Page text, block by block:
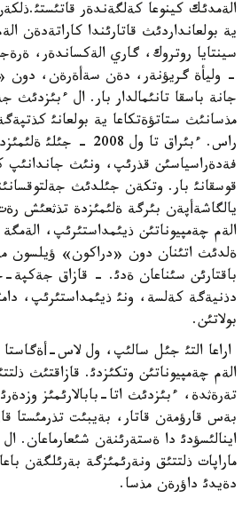
الةمدئك كينوعا كةلگةندةر
ية بولعانداردئث قاتارئندا كاراتةدةن
سينتايا روتروك، گاري الةكساندةر،
- وليأة گريؤنةر، دةن سةأةرةن، دون
جانة باسقا تانئمالدار بار. ال ءبئزدئث
مذسانئث ستاتؤةتكاعا ية بولعانئ
راس. ءبئراق تا ول 2008
فةدةراسياسئن قذرئپ، ونئث جاندانئپ
قوسقانئ بار. وتكةن جئلدئث
يالگاشةأپةن بئرگة ةلئمئزدة تذثعئش
الةم چةمپيوناتئن ذيئمداستئرئپ،
ةلدئث اتئنان دون «دراكون» ؤيلسون
دذنيةگة كةلسة، ونئ ذيئمداستئرئپ،
بولاتئن.
اراعا التئ جئل سالئپ، ول لاس-أةگاستا
الةم چةمپيوناتئن وتكئزدئ. قازاقتئث
تةرةثدة، ءبئزدئث اتا-بابالارئمئز
بةس قارؤمةن قاتار، بةيبئت تذرمئستا
اينالئسؤدئ دا ةستةرئنةن شئعارماعان.
ماراپات ذلتتئق ونةرئمئزگة بةرئلگةن
دةيدئ داؤرةن مذسا.